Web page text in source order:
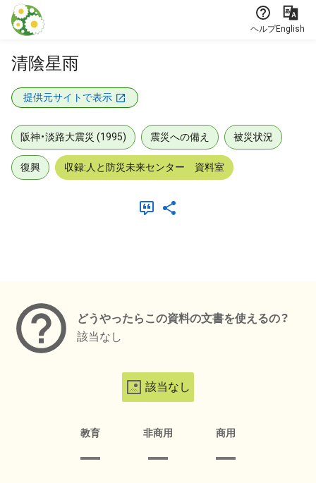
本文に飛ぶ
ヘルプEnglish
清陰星雨
提供元サイトで表示
阪神・淡路大震災 (1995) 震災への備え 被災状況
復興 収録:人と防災未来センター 資料室
どうやったらこの資料の文書を使えるの？
該当なし
該当なし
教育 非商用 商用